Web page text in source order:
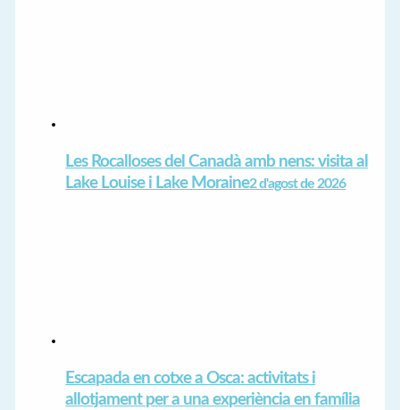
Les Rocalloses del Canadà amb nens: visita al
Lake Louise i Lake Moraine2 d'agost de 2026
Escapada en cotxe a Osca: activitats i
allotjament per a una experiència en família